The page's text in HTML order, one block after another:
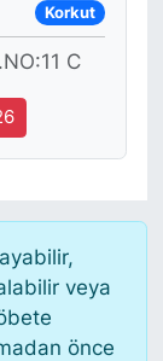
Korkut
C
veya
önce